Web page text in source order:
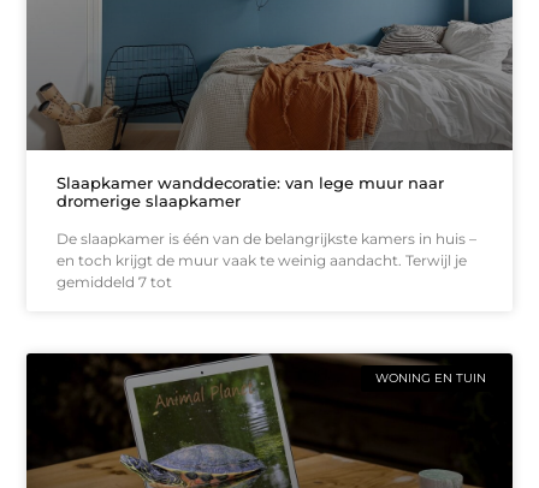
Slaapkamer wanddecoratie: van lege muur naar
dromerige slaapkamer
De slaapkamer is één van de belangrijkste kamers in huis –
en toch krijgt de muur vaak te weinig aandacht. Terwijl je
gemiddeld 7 tot
WONING EN TUIN